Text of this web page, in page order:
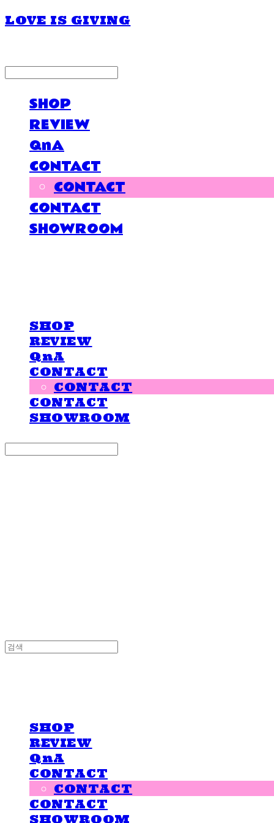
LOVE IS GIVING
SHOP
REVIEW
QnA
CONTACT
CONTACT
CONTACT
SHOWROOM
SHOP
REVIEW
QnA
CONTACT
CONTACT
CONTACT
SHOWROOM
SHOP
REVIEW
QnA
CONTACT
CONTACT
CONTACT
SHOWROOM